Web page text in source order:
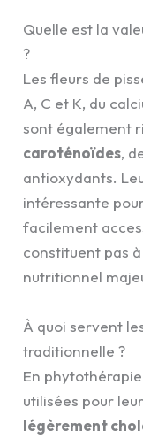
Quelle est la
?
Les fleurs de
A, C et K, du
sont également
caroténoïdes,
antioxydants.
intéressante
facilement
constituent pas
nutritionnel
À quoi servent
traditionnelle ?
En
utilisées pour
légèrement